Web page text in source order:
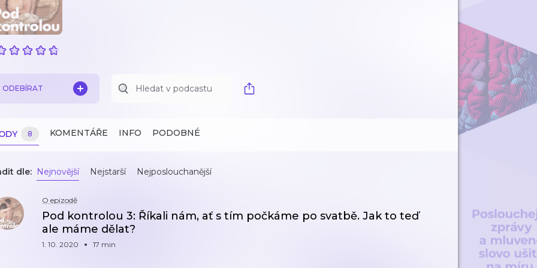
ODEBÍRAT
8 KOMENTÁŘE INFO PODOBNÉ
dle: Nejnovější Nejstarší Nejposlouchanější
O epizodě
Pod kontrolou 3: Říkali nám, ať s tím počkáme po svatbě. Jak to teď
ale máme dělat?
1. 10. 2020 17 min